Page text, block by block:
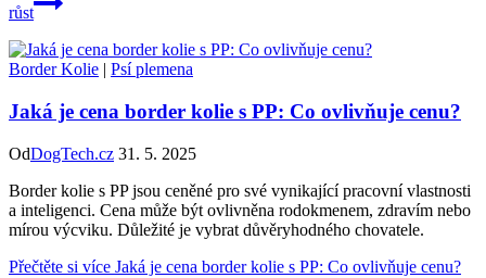
růst
Border Kolie | Psí plemena
Jaká je cena border kolie s PP: Co ovlivňuje cenu?
OdDogTech.cz 31. 5. 2025
Border kolie s PP jsou ceněné pro své vynikající pracovní vlastnosti
a inteligenci. Cena může být ovlivněna rodokmenem, zdravím nebo
mírou výcviku. Důležité je vybrat důvěryhodného chovatele.
Přečtěte si více Jaká je cena border kolie s PP: Co ovlivňuje cenu?